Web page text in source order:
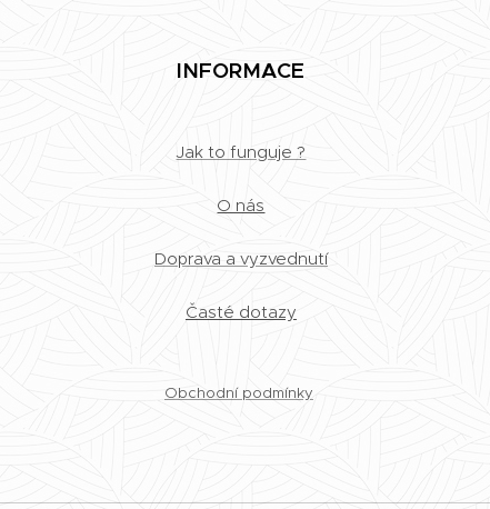
INFORMACE
Jak to funguje ?
O nás
Doprava a vyzvednutí
Časté dotazy
Obchodní podmínky